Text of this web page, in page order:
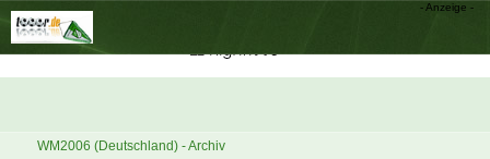
WM2006 (Deutschland) - Archiv